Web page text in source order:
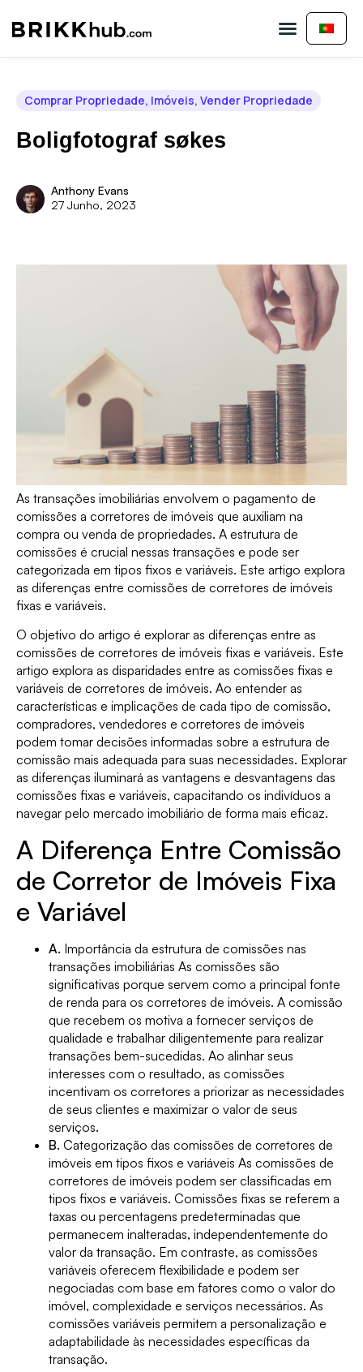
Comprar Propriedade, Imóveis, Vender Propriedade
Boligfotograf søkes
Anthony Evans
27 Junho, 2023
As transações imobiliárias envolvem o pagamento de
comissões a corretores de imóveis que auxiliam na
compra ou venda de propriedades. A estrutura de
comissões é crucial nessas transações e pode ser
categorizada em tipos fixos e variáveis. Este artigo explora
as diferenças entre comissões de corretores de imóveis
fixas e variáveis.
O objetivo do artigo é explorar as diferenças entre as
comissões de corretores de imóveis fixas e variáveis. Este
artigo explora as disparidades entre as comissões fixas e
variáveis de corretores de imóveis. Ao entender as
características e implicações de cada tipo de comissão,
compradores, vendedores e corretores de imóveis
podem tomar decisões informadas sobre a estrutura de
comissão mais adequada para suas necessidades. Explorar
as diferenças iluminará as vantagens e desvantagens das
comissões fixas e variáveis, capacitando os indivíduos a
navegar pelo mercado imobiliário de forma mais eficaz.
A Diferença Entre Comissão
de Corretor de Imóveis Fixa
e Variável
A. Importância da estrutura de comissões nas
transações imobiliárias As comissões são
significativas porque servem como a principal fonte
de renda para os corretores de imóveis. A comissão
que recebem os motiva a fornecer serviços de
qualidade e trabalhar diligentemente para realizar
transações bem-sucedidas. Ao alinhar seus
interesses com o resultado, as comissões
incentivam os corretores a priorizar as necessidades
de seus clientes e maximizar o valor de seus
serviços.
B. Categorização das comissões de corretores de
imóveis em tipos fixos e variáveis As comissões de
corretores de imóveis podem ser classificadas em
tipos fixos e variáveis. Comissões fixas se referem a
taxas ou percentagens predeterminadas que
permanecem inalteradas, independentemente do
valor da transação. Em contraste, as comissões
variáveis oferecem flexibilidade e podem ser
negociadas com base em fatores como o valor do
imóvel, complexidade e serviços necessários. As
comissões variáveis permitem a personalização e
adaptabilidade às necessidades específicas da
transação.